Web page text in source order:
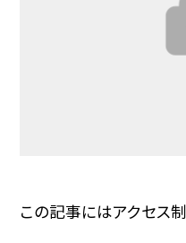
この記事にはアクセス